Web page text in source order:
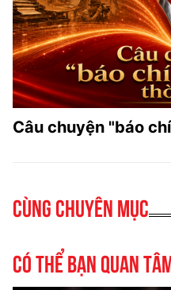
Câu chuyện "báo
Cùng chuyên mục
Có thể bạn quan